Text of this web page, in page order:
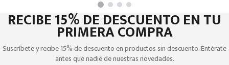
RECIBE 15% DE DESCUENTO EN TU
PRIMERA COMPRA
Suscríbete y recibe 15% de descuento en productos sin descuento. Entérate
antes que nadie de nuestras novedades.